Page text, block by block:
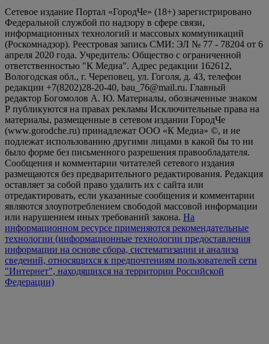
Сетевое издание Портал «ГородЧе» (18+) зарегистрировано
Федеральной службой по надзору в сфере связи,
информационных технологий и массовых коммуникаций
(Роскомнадзор). Реестровая запись СМИ: ЭЛ № 77 - 78204 от 6
апреля 2020 года. Учредитель: Общество с ограниченной
ответственностью "К Медиа". Адрес редакции 162612,
Вологодская обл., г. Череповец, ул. Гоголя, д. 43, телефон
редакции +7(8202)28-20-40, bau_76@mail.ru. Главный
редактор Богомолов А. Ю. Материалы, обозначенные знаком
Р публикуются на правах рекламы Исключительные права на
материалы, размещенные в сетевом издании ГородЧе
(www.gorodche.ru) принадлежат ООО «К Медиа» ©, и не
подлежат использованию другими лицами в какой бы то ни
было форме без письменного разрешения правообладателя.
Сообщения и комментарии читателей сетевого издания
размещаются без предварительного редактирования. Редакция
оставляет за собой право удалить их с сайта или
отредактировать, если указанные сообщения и комментарии
являются злоупотреблением свободой массовой информации
или нарушением иных требований закона. На
информационном ресурсе применяются рекомендательные
технологии (информационные технологии предоставления
информации на основе сбора, систематизации и анализа
сведений, относящихся к предпочтениям пользователей сети
"Интернет", находящихся на территории Российской
Федерации)